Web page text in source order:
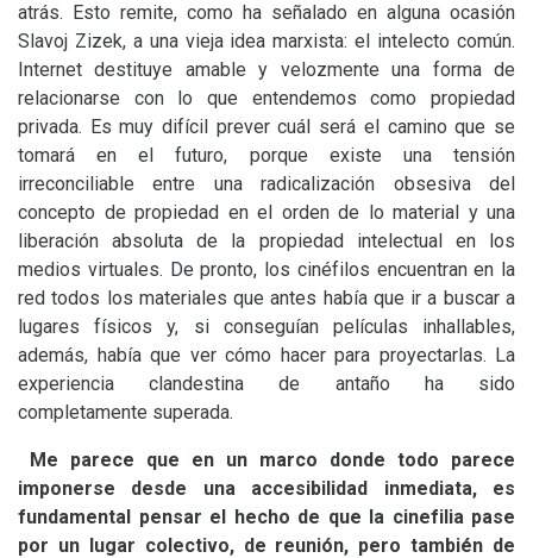
atrás. Esto remite, como ha señalado en alguna ocasión
Slavoj Zizek, a una vieja idea marxista: el intelecto común.
Internet destituye amable y velozmente una forma de
relacionarse con lo que entendemos como propiedad
privada. Es muy difícil prever cuál será el camino que se
tomará en el futuro, porque existe una tensión
irreconciliable entre una radicalización obsesiva del
concepto de propiedad en el orden de lo material y una
liberación absoluta de la propiedad intelectual en los
medios virtuales. De pronto, los cinéfilos encuentran en la
red todos los materiales que antes había que ir a buscar a
lugares físicos y, si conseguían películas inhallables,
además, había que ver cómo hacer para proyectarlas. La
experiencia clandestina de antaño ha sido
completamente superada.
Me parece que en un marco donde todo parece
imponerse desde una accesibilidad inmediata, es
fundamental pensar el hecho de que la cinefilia pase
por un lugar colectivo, de reunión, pero también de